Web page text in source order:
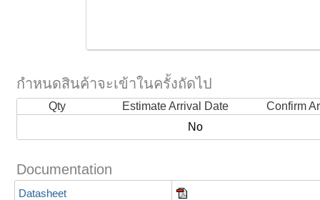
กำหนดสินค้าจะเข้าในครั้งถัดไป
Qty Estimate Arrival Date
Confirm
No
Documentation
Datasheet